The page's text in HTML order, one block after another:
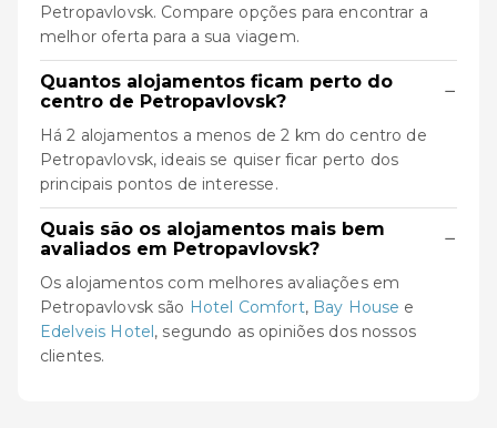
Petropavlovsk. Compare opções para encontrar a
melhor oferta para a sua viagem.
Quantos alojamentos ficam perto do
centro de Petropavlovsk?
−
Há 2 alojamentos a menos de 2 km do centro de
Petropavlovsk, ideais se quiser ficar perto dos
principais pontos de interesse.
Quais são os alojamentos mais bem
avaliados em Petropavlovsk?
−
Os alojamentos com melhores avaliações em
Petropavlovsk são Hotel Comfort, Bay House e
Edelveis Hotel, segundo as opiniões dos nossos
clientes.